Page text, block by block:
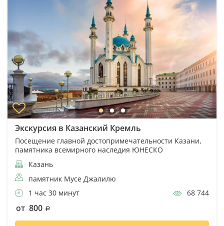
Экскурсия в Казанский Кремль
Посещение главной достопримечательности Казани,
памятника всемирного наследия ЮНЕСКО
Казань
памятник Мусе Джалилю
1 час 30 минут
68 744
от 800